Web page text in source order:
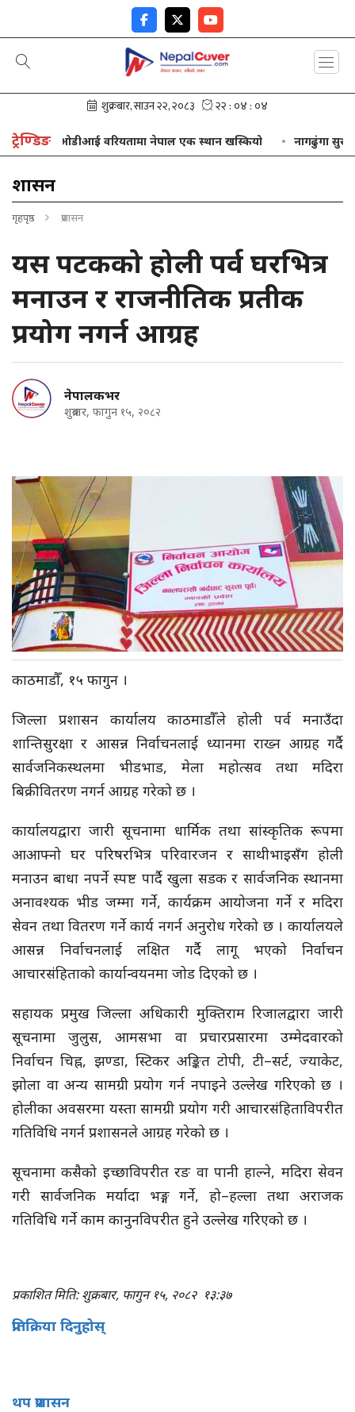
ट्रेण्डिङओडीआई वरियतामा नेपाल एक स्थान खस्कियो नागढुंगा
प्रशासन
गृहपृष्ठ प्रशासन
यस पटकको होली पर्व घरभित्र
मनाउन र राजनीतिक प्रतीक
प्रयोग नगर्न आग्रह
नेपालकभर
शुक्रबार, फागुन १५, २०८२
काठमाडौँ, १५ फागुन ।
जिल्ला प्रशासन कार्यालय काठमाडौँले होली पर्व मनाउँदा
शान्तिसुरक्षा र आसन्न निर्वाचनलाई ध्यानमा राख्न आग्रह गर्दै
सार्वजनिकस्थलमा भीडभाड, मेला महोत्सव तथा मदिरा
बिक्रीवितरण नगर्न आग्रह गरेको छ ।
कार्यालयद्वारा जारी सूचनामा धार्मिक तथा सांस्कृतिक रूपमा
आआफ्नो घर परिषरभित्र परिवारजन र साथीभाइसँग होली
मनाउन बाधा नपर्ने स्पष्ट पार्दै खुला सडक र सार्वजनिक स्थानमा
अनावश्यक भीड जम्मा गर्ने, कार्यक्रम आयोजना गर्ने र मदिरा
सेवन तथा वितरण गर्ने कार्य नगर्न अनुरोध गरेको छ । कार्यालयले
आसन्न निर्वाचनलाई लक्षित गर्दै लागू भएको निर्वाचन
आचारसंहिताको कार्यान्वयनमा जोड दिएको छ ।
सहायक प्रमुख जिल्ला अधिकारी मुक्तिराम रिजालद्वारा जारी
सूचनामा जुलुस, आमसभा वा प्रचारप्रसारमा उम्मेदवारको
निर्वाचन चिह्न, झण्डा, स्टिकर अङ्कित टोपी, टी–सर्ट, ज्याकेट,
झोला वा अन्य सामग्री प्रयोग गर्न नपाइने उल्लेख गरिएको छ ।
होलीका अवसरमा यस्ता सामग्री प्रयोग गरी आचारसंहिताविपरीत
गतिविधि नगर्न प्रशासनले आग्रह गरेको छ ।
सूचनामा कसैको इच्छाविपरीत रङ वा पानी हाल्ने, मदिरा सेवन
गरी सार्वजनिक मर्यादा भङ्ग गर्ने, हो–हल्ला तथा अराजक
गतिविधि गर्ने काम कानुनविपरीत हुने उल्लेख गरिएको छ ।
प्रकाशित मिति: शुक्रबार, फागुन १५, २०८२ १३:३७
प्रतिक्रिया दिनुहोस्
थप प्रशासन